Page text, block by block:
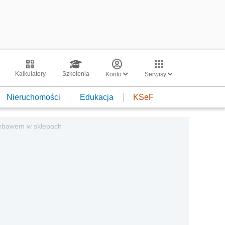
Kalkulatory Szkolenia Konto Serwisy
Nieruchomości Edukacja KSeF
w sklepach